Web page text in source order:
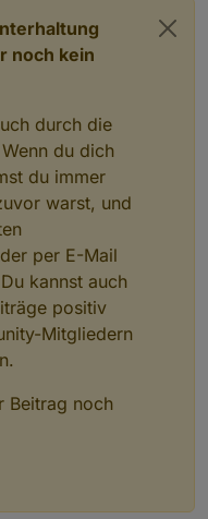
noch kein
durch die
du dich
du immer
warst, und
per E-Mail
kannst auch
positiv
Mitgliedern
Beitrag noch